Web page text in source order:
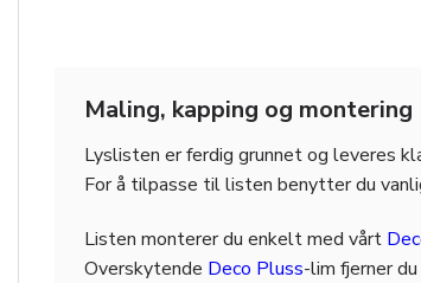
Maling, kapping og montering
Lyslisten er ferdig grunnet og leveres
For å tilpasse til listen benytter du
Listen monterer du enkelt med vårt
Overskytende Deco Pluss-lim fjerner